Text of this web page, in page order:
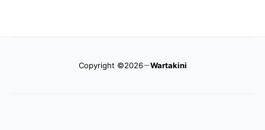
Copyright ©2026 Wartakini